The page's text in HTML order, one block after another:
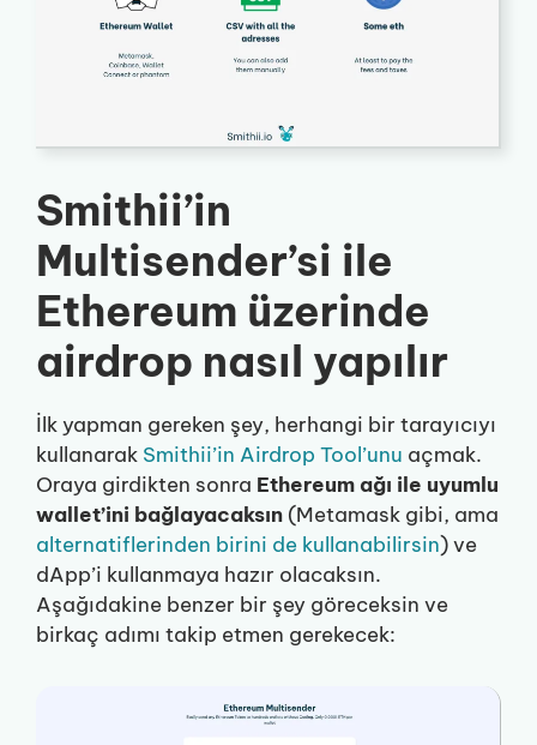
Smithii’in
Multisender’si ile
Ethereum üzerinde
airdrop nasıl yapılır
İlk yapman gereken şey, herhangi bir tarayıcıyı
kullanarak Smithii’in Airdrop Tool’unu açmak.
Oraya girdikten sonra Ethereum ağı ile uyumlu
wallet’ini bağlayacaksın (Metamask gibi, ama
alternatiflerinden birini de kullanabilirsin) ve
dApp’i kullanmaya hazır olacaksın.
Aşağıdakine benzer bir şey göreceksin ve
birkaç adımı takip etmen gerekecek: